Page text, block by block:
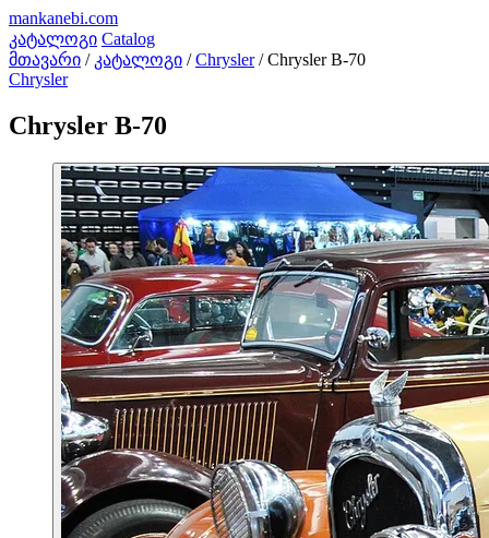
mankanebi.com
კატალოგი Catalog
მთავარი / კატალოგი / Chrysler / Chrysler B-70
Chrysler
Chrysler B-70